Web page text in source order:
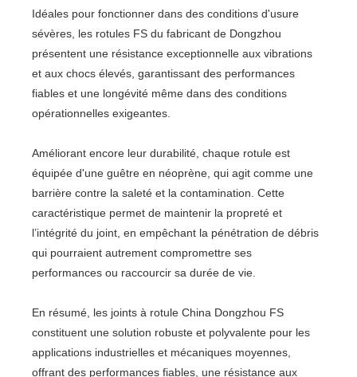
Idéales pour fonctionner dans des conditions d'usure
sévères, les rotules FS du fabricant de Dongzhou
présentent une résistance exceptionnelle aux vibrations
et aux chocs élevés, garantissant des performances
fiables et une longévité même dans des conditions
opérationnelles exigeantes.
Améliorant encore leur durabilité, chaque rotule est
équipée d'une guêtre en néoprène, qui agit comme une
barrière contre la saleté et la contamination. Cette
caractéristique permet de maintenir la propreté et
l’intégrité du joint, en empêchant la pénétration de débris
qui pourraient autrement compromettre ses
performances ou raccourcir sa durée de vie.
En résumé, les joints à rotule China Dongzhou FS
constituent une solution robuste et polyvalente pour les
applications industrielles et mécaniques moyennes,
offrant des performances fiables, une résistance aux